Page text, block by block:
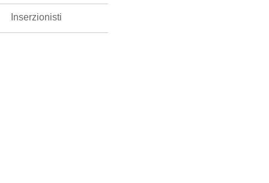
Inserzionisti